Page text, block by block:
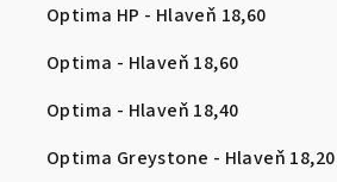
Optima HP - Hlaveň 18,60
Optima - Hlaveň 18,60
Optima - Hlaveň 18,40
Optima Greystone - Hlaveň 18,20